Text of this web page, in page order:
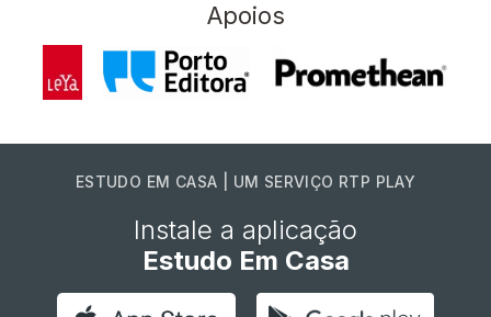
Apoios
ESTUDO EM CASA | UM SERVIÇO RTP PLAY
Instale a aplicação
Estudo Em Casa